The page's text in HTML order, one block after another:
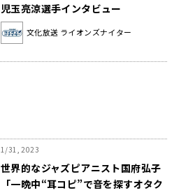
児玉亮涼選手インタビュー
文化放送 ライオンズナイター
1/31, 2023
世界的なジャズピアニスト国府弘子
「一晩中“耳コピ”で音を探すオタク